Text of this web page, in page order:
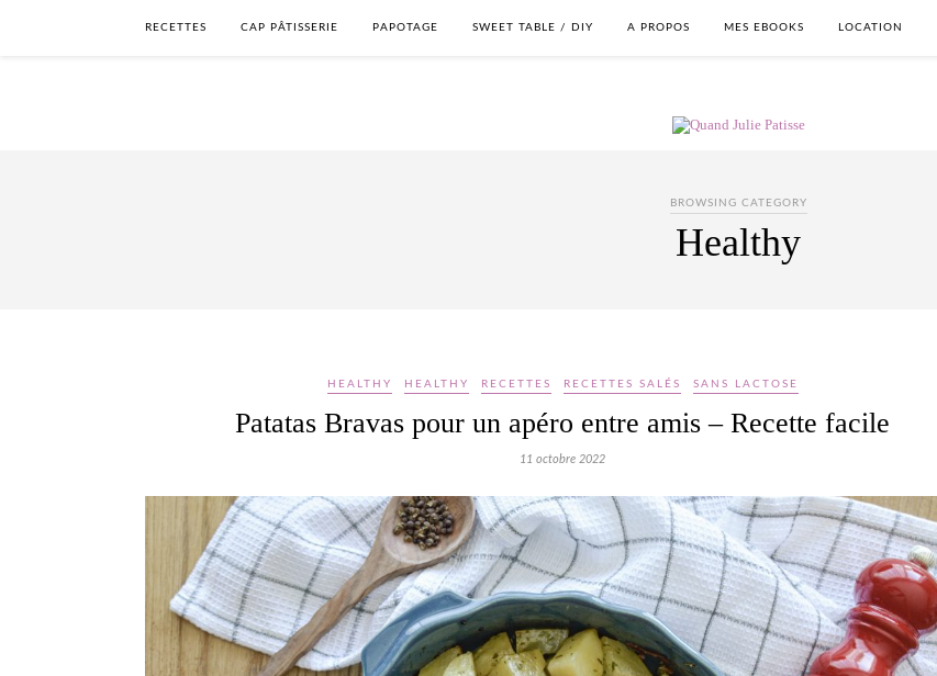
RECETTES CAP PÂTISSERIE PAPOTAGE SWEET TABLE / DIY A PROPOS MES EBOOKS LOCATION
BROWSING CATEGORY
Healthy
HEALTHY HEALTHY RECETTES RECETTES SALÉS SANS LACTOSE
Patatas Bravas pour un apéro entre amis – Recette facile
11 octobre 2022